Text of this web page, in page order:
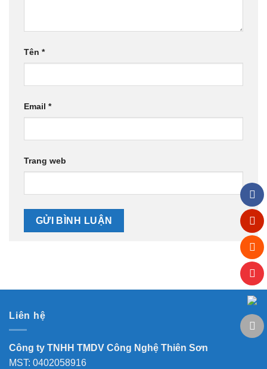
Tên *
Email *
Trang web
Liên hệ
Công ty TNHH TMDV Công Nghệ Thiên Sơn
MST: 0402058916